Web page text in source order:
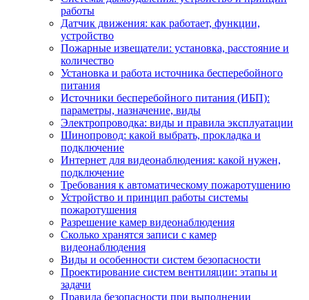
работы
Датчик движения: как работает, функции,
устройство
Пожарные извещатели: установка, расстояние и
количество
Установка и работа источника бесперебойного
питания
Источники бесперебойного питания (ИБП):
параметры, назначение, виды
Электропроводка: виды и правила эксплуатации
Шинопровод: какой выбрать, прокладка и
подключение
Интернет для видеонаблюдения: какой нужен,
подключение
Требования к автоматическому пожаротушению
Устройство и принцип работы системы
пожаротушения
Разрешение камер видеонаблюдения
Сколько хранятся записи с камер
видеонаблюдения
Виды и особенности систем безопасности
Проектирование систем вентиляции: этапы и
задачи
Правила безопасности при выполнении